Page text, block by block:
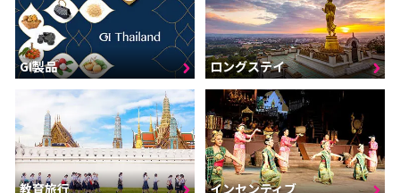
GI製品 ロングステイ
教育旅行 インセンティブ